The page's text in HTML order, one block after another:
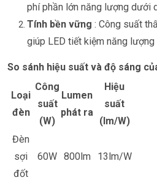
phí phần lớn năng lượng dưới
Tính bền vững : Công suất
giúp LED tiết kiệm năng lượng
So sánh hiệu suất và độ sáng
Loại
đèn
Công
suất
(W)
Lumen
phát ra
Hiệu
suất
(lm/W)
Đèn
sợi
đốt
60W 800lm 13lm/W